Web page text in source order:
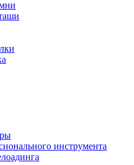
инструмента